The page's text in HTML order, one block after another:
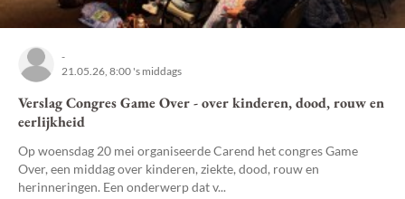
-
21.05.26, 8:00 's middags
Verslag Congres Game Over - over kinderen, dood, rouw en
eerlijkheid
Op woensdag 20 mei organiseerde Carend het congres Game
Over, een middag over kinderen, ziekte, dood, rouw en
herinneringen. Een onderwerp dat v...